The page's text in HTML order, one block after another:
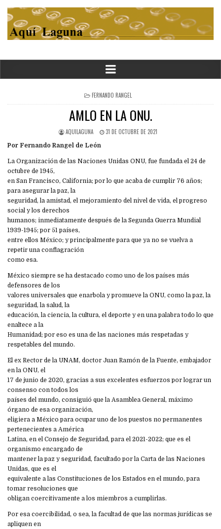
POSTED
IN
FERNANDO RANGEL
AMLO EN LA ONU.
AQUILAGUNA 31 DE OCTUBRE DE 2021
Por Fernando Rangel de León
La Organización de las Naciones Unidas ONU, fue fundada el 24 de
octubre de 1945,
en San Francisco, California; por lo que acaba de cumplir 76 años;
para asegurar la paz, la
seguridad, la amistad, el mejoramiento del nivel de vida, el progreso
social y los derechos
humanos; inmediatamente después de la Segunda Guerra Mundial
1939-1945; por 51 países,
entre ellos México; y principalmente para que ya no se vuelva a
repetir una conflagración
como esa.
México siempre se ha destacado como uno de los países más
defensores de los
valores universales que enarbola y promueve la ONU, como la paz, la
seguridad, la salud, la
educación, la ciencia, la cultura, el deporte y en una palabra todo lo que
enaltece a la
Humanidad; por eso es una de las naciones más respetadas y
respetables del mundo.
El ex Rector de la UNAM, doctor Juan Ramón de la Fuente, embajador
en la ONU, el
17 de junio de 2020, gracias a sus excelentes esfuerzos por lograr un
consenso con todos los
países del mundo, consiguió que la Asamblea General, máximo
órgano de esa organización,
eligiera a México para ocupar uno de los puestos no permanentes
pertenecientes a América
Latina, en el Consejo de Seguridad, para el 2021-2022; que es el
organismo encargado de
mantener la paz y seguridad, facultado por la Carta de las Naciones
Unidas, que es el
equivalente a las Constituciones de los Estados en el mundo, para
tomar resoluciones que
obligan coercitivamente a los miembros a cumplirlas.
Por esa coercibilidad, o sea, la facultad de que las normas jurídicas se
apliquen en